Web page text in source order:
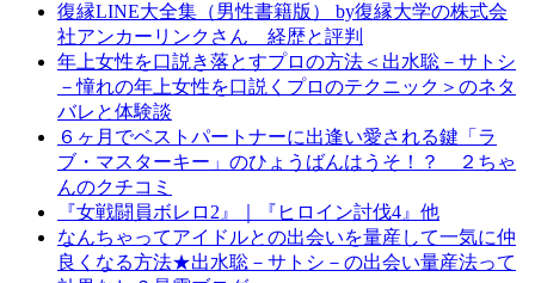
復縁LINE大全集（男性書籍版） by復縁大学の株式会
社アンカーリンクさん 経歴と評判
年上女性を口説き落とすプロの方法＜出水聡－サトシ
－憧れの年上女性を口説くプロのテクニック＞のネタ
バレと体験談
６ヶ月でベストパートナーに出逢い愛される鍵「ラ
ブ・マスターキー」のひょうばんはうそ！？ ２ちゃ
んのクチコミ
『女戦闘員ボレロ2』｜『ヒロイン討伐4』他
なんちゃってアイドルとの出会いを量産して一気に仲
良くなる方法★出水聡－サトシ－の出会い量産法って